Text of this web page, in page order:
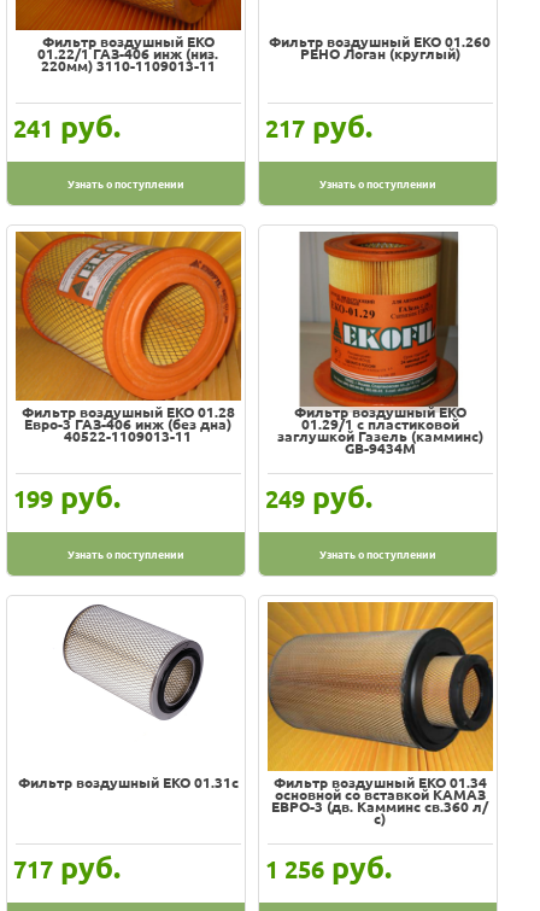
Фильтр воздушный EKO
01.22/1 ГАЗ-406 инж (низ.
220мм) 3110-1109013-11
241 руб.
Узнать о поступлении
Фильтр воздушный EKO 01.260
РЕНО Логан (круглый)
217 руб.
Узнать о поступлении
Фильтр воздушный EKO 01.28
Евро-3 ГАЗ-406 инж (без дна)
40522-1109013-11
199 руб.
Узнать о поступлении
Фильтр воздушный EKO
01.29/1 с пластиковой
заглушкой Газель (камминс)
GB-9434M
249 руб.
Узнать о поступлении
Фильтр воздушный EKO 01.31с
717 руб.
Фильтр воздушный EKO 01.34
основной со вставкой КАМАЗ
ЕВРО-3 (дв. Камминс св.360 л/
с)
1 256 руб.